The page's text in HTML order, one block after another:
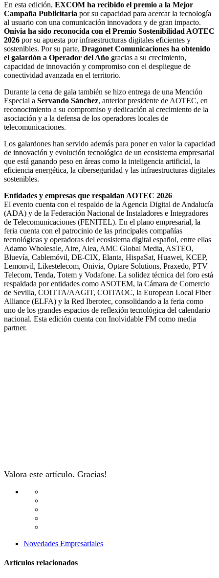
En esta edición, EXCOM ha recibido el premio a la Mejor
Campaña Publicitaria por su capacidad para acercar la tecnología
al usuario con una comunicación innovadora y de gran impacto.
Onivia ha sido reconocida con el Premio Sostenibilidad AOTEC
2026 por su apuesta por infraestructuras digitales eficientes y
sostenibles. Por su parte, Dragonet Comunicaciones ha obtenido
el galardón a Operador del Año gracias a su crecimiento,
capacidad de innovación y compromiso con el despliegue de
conectividad avanzada en el territorio.
Durante la cena de gala también se hizo entrega de una Mención
Especial a Servando Sánchez, anterior presidente de AOTEC, en
reconocimiento a su compromiso y dedicación al crecimiento de la
asociación y a la defensa de los operadores locales de
telecomunicaciones.
Los galardones han servido además para poner en valor la capacidad
de innovación y evolución tecnológica de un ecosistema empresarial
que está ganando peso en áreas como la inteligencia artificial, la
eficiencia energética, la ciberseguridad y las infraestructuras digitales
sostenibles.
Entidades y empresas que respaldan AOTEC 2026
El evento cuenta con el respaldo de la Agencia Digital de Andalucía
(ADA) y de la Federación Nacional de Instaladores e Integradores
de Telecomunicaciones (FENITEL). En el plano empresarial, la
feria cuenta con el patrocinio de las principales compañías
tecnológicas y operadoras del ecosistema digital español, entre ellas
Adamo Wholesale, Aire, Alea, AMC Global Media, ASTEO,
Bluevía, Cablemóvil, DE-CIX, Elanta, HispaSat, Huawei, KCEP,
Lemonvil, Likestelecom, Onivia, Optare Solutions, Praxedo, PTV
Telecom, Tenda, Totem y Vodafone. La solidez técnica del foro está
respaldada por entidades como ASOTEM, la Cámara de Comercio
de Sevilla, COITTA/AAGIT, COITAOC, la European Local Fiber
Alliance (ELFA) y la Red Iberotec, consolidando a la feria como
uno de los grandes espacios de reflexión tecnológica del calendario
nacional. Esta edición cuenta con Inolvidable FM como media
partner.
Valora este artículo. Gracias!
Novedades Empresariales
Artículos relacionados